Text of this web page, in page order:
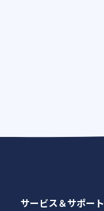
サービス＆サポート